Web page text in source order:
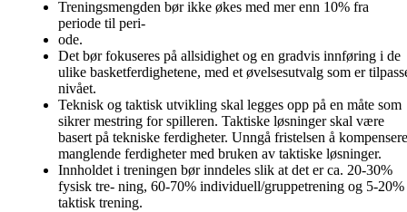
Treningsmengden bør ikke økes med mer enn 10% fra
periode til peri-
ode.
Det bør fokuseres på allsidighet og en gradvis innføring i de
ulike basketferdighetene, med et øvelsesutvalg som er
nivået.
Teknisk og taktisk utvikling skal legges opp på en måte som
sikrer mestring for spilleren. Taktiske løsninger skal være
basert på tekniske ferdigheter. Unngå fristelsen å kompensere
manglende ferdigheter med bruken av taktiske løsninger.
Innholdet i treningen bør inndeles slik at det er ca. 20-30%
fysisk tre- ning, 60-70% individuell/gruppetrening og 5-20%
taktisk trening.